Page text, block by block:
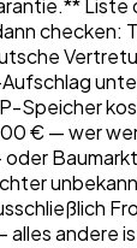
Liste
checken:
Speicher
€ — wer
alles andere